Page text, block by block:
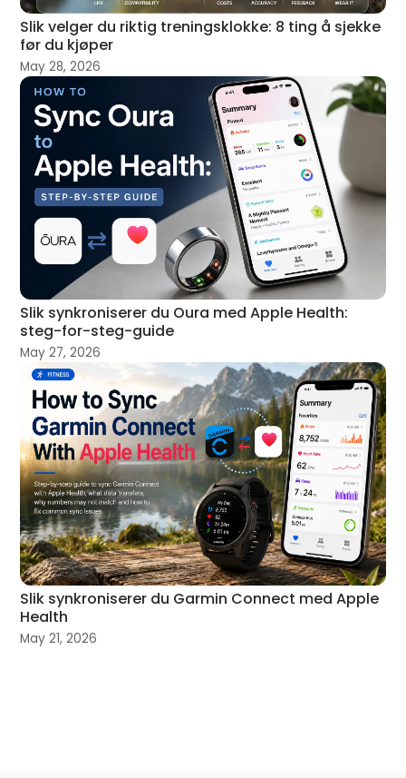
Slik velger du riktig treningsklokke: 8 ting å sjekke
før du kjøper
May 28, 2026
Slik synkroniserer du Oura med Apple Health:
steg-for-steg-guide
May 27, 2026
Slik synkroniserer du Garmin Connect med Apple
Health
May 21, 2026